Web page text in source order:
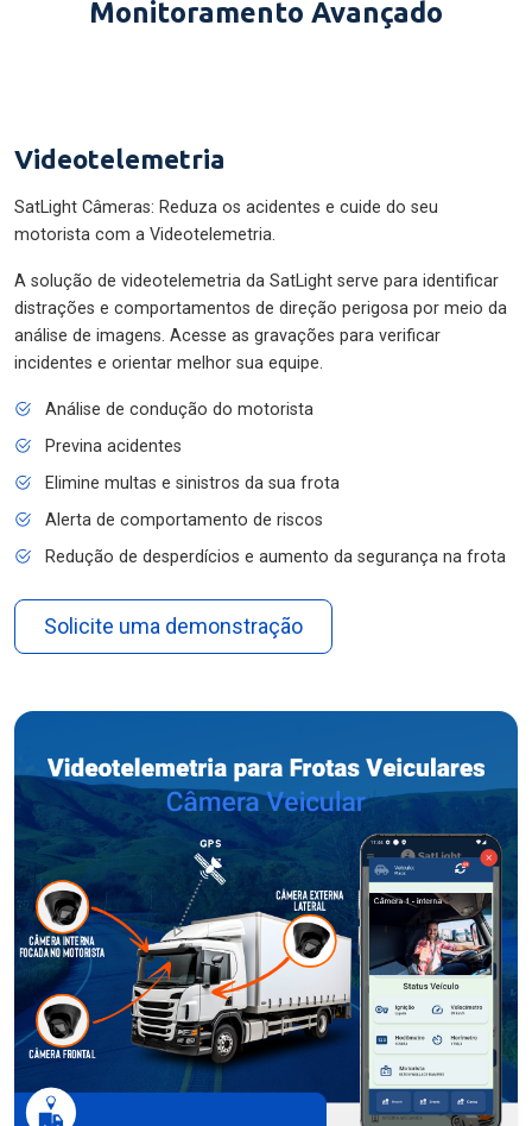
Monitoramento Avançado
Videotelemetria
SatLight Câmeras: Reduza os acidentes e cuide do seu
motorista com a Videotelemetria.
A solução de videotelemetria da SatLight serve para identificar
distrações e comportamentos de direção perigosa por meio da
análise de imagens. Acesse as gravações para verificar
incidentes e orientar melhor sua equipe.
Análise de condução do motorista
Previna acidentes
Elimine multas e sinistros da sua frota
Alerta de comportamento de riscos
Redução de desperdícios e aumento da segurança na frota
Solicite uma demonstração